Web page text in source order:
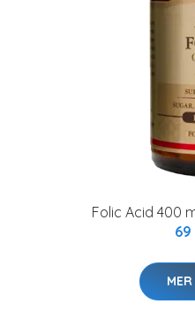
Folic Acid 400
69